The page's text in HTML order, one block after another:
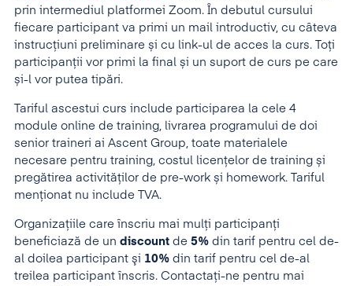
prin intermediul platformei Zoom. În debutul cursului
fiecare participant va primi un mail introductiv, cu câteva
instrucțiuni preliminare și cu link-ul de acces la curs. Toți
participanții vor primi la final și un suport de curs pe care
și-l vor putea tipări.
Tariful ascestui curs include participarea la cele 4
module online de training, livrarea programului de doi
senior traineri ai Ascent Group, toate materialele
necesare pentru training, costul licențelor de training și
pregătirea activităților de pre-work și homework. Tariful
menţionat nu include TVA.
Organizaţiile care înscriu mai mulţi participanţi
beneficiază de un discount de 5% din tarif pentru cel de-
al doilea participant şi 10% din tarif pentru cel de-al
treilea participant înscris. Contactați-ne pentru mai